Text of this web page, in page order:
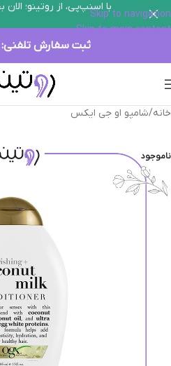
Skip to navigation
Skip to main content
با اسنپ‌پی، از روتینو؛
ثبت سفارش تلفنی:
خانه/شامپو او جی ایکس
ناموجود